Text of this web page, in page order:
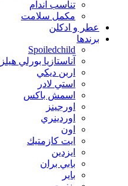
تناسب اندام
مکمل سلامت
عطر و ادکلن
برندها
Spoiledchild
آناستازيا بورلي هيلز
اربن ديكي
استي لادر
اسمش باكس
اورجينز
اوردينري
اون
ايت كازمتيك
ايزدين
بابي بران
بایر